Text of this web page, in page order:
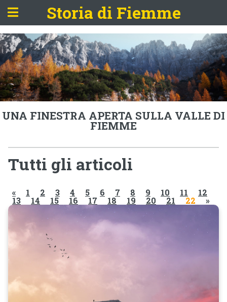
Storia di Fiemme
UNA FINESTRA APERTA SULLA VALLE DI
FIEMME
Tutti gli articoli
« 1 2 3 4 5 6 7 8 9 10 11 12
13 14 15 16 17 18 19 20 21 22 »